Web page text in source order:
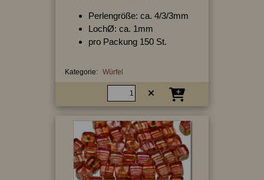
Perlengröße: ca. 4/3/3mm
LochØ: ca. 1mm
pro Packung 150 St.
Kategorie: Würfel